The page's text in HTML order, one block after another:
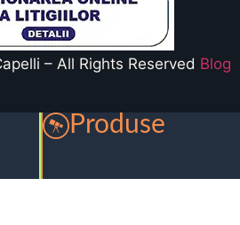
– All Rights Reserved Blog
Produse